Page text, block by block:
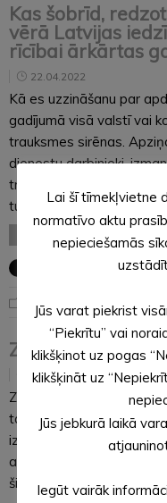
Kas šobrīd,
vērā Latvijas
rīcībai ārkārtas
22.04.2022
Kā es uzzināšanu par
gadījumā visā valstī vai
trauksmes sirēnas.
dienestu darbinieki,
transportlīdzekļus un
turpmāko rīcību, seko
Noderīga informācija
Zeltiņu pagasta
22.04.2022
Zeltiņu pagasta pārvalde
tagad atrodas bijušajā
izvietota arī Zeltiņu
atbrīvos ēku “Strazdiņi”,
šim.
Lai šī tīmekļvietne
normatīvo aktu
nepieciešamās
Jūs varat piekrist
“Piekrītu” vai
klikšķinot uz pogas
klikšķināt uz
Jūs jebkurā laikā
Iegūt vairāk